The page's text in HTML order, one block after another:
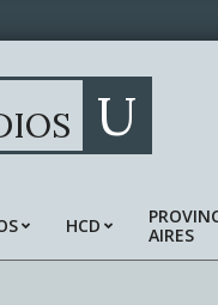
U
HCD
AIRES